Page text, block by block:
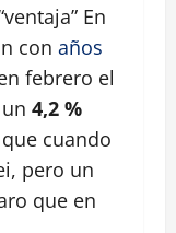
En
con años
febrero el
4,2 %
cuando
pero un
que en